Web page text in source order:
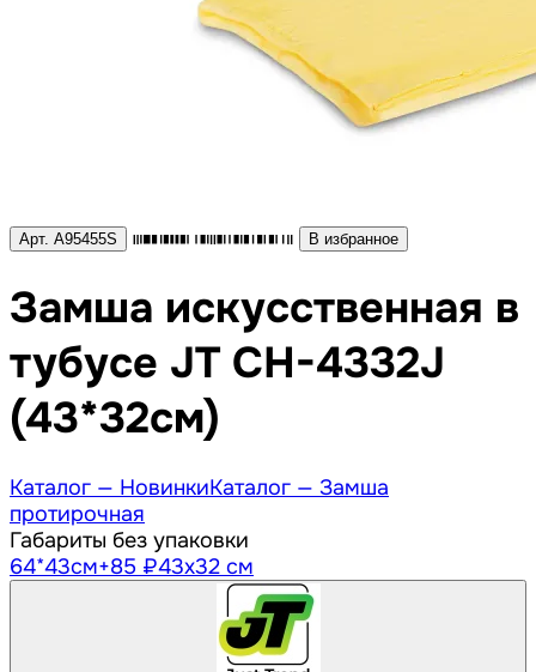
Арт. A95455S В избранное
Замша искусственная в
тубусе JT CH-4332J
(43*32см)
Каталог — НовинкиКаталог — Замша
протирочная
Габариты без упаковки
64*43см+85 ₽43х32 см